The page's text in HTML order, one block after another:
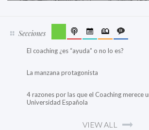
Secciones
El coaching ¿es “ayuda” o no lo es?
La manzana protagonista
4 razones por las que el Coaching merece
Universidad Española
VIEW ALL